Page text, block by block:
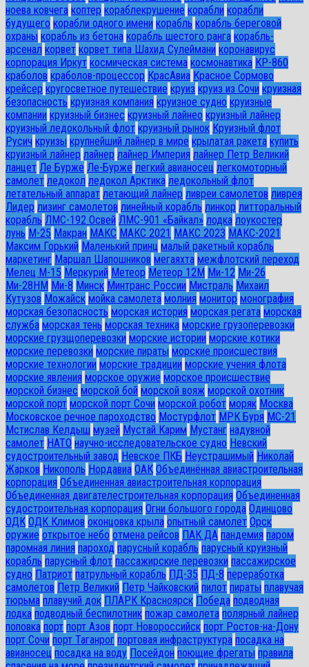
ноева ковчега коптер кораблекрушение корабли корабли
будущего корабли одного имени корабль корабль береговой
охраны корабль из бетона корабль шестого ранга корабль-
арсенал корвет корвет типа Шахид Сулеймани коронавирус
корпорация Иркут космическая система космонавтика КР-860
краболов краболов-процессор КрасАвиа Красное Сормово
крейсер кругосветное путешествие круиз круиз из Сочи круизная
безопасность круизная компания круизное судно круизные
компании круизный бизнес круизный лайнео круизный лайнер
круизный ледокольный флот круизный рынок Круизный флот
Русич круизы крупнейший лайнер в мире крылатая ракета купить
круизный лайнер лайнер лайнер Империя лайнер Петр Великий
ланцет Ле Бурже Ле-Бурже легкий авианосец легкомоторный
самолет ледокол ледокол Арктика ледокольный флот
летательный аппарат летающий лайнер ливреи самолетов ливрея
Лидер лизинг самолетов линейный корабль линкор литторальный
корабль ЛМС-192 Освей ЛМС-901 «Байкал» лодка лоукостер
лунь М-25 Макран МАКС МАКС 2021 МАКС 2023 МАКС-2021
Максим Горький Маленький принц малый ракетный корабль
маркетинг Маршал Шапошников мегаяхта межфлотский переход
Мелец М-15 Меркурий Метеор Метеор 12М Ми-12 Ми-26
Ми-28HM Ми-8 Минск Минтранс России Мистраль Михаил
Кутузов Можайск мойка самолета молния монитор монография
морская безопасность морская история морская регата морская
служба морская тень морская техника морские грузоперевозки
морские грузщоперевозки морские истории морские котики
морские перевозки морские пираты морские происшествия
морские технологии морские традиции морские учения флота
морские явления морское оружие морское происшествие
морской бизнес морской бой морской вояж морской охотник
морской порт морской порт Сочи морской робот моряк Москва
Московское речное пароходство Мостурфлот МРК Буря МС-21
Мстислав Келдыш музей Мустай Карим Мустанг надувной
самолет НАТО научно-исследовательское судно Невский
судостроительный завод Невское ПКБ Неустрашимый Николай
Жарков Никополь Нордавиа ОАК Объединённая авиастроительная
корпорация Объединенная авиастроительная корпорация
Объединенная двигателестроительная корпорация Объединенная
судостроительная корпорация Огни большого города Одинцово
ОДК ОДК Климов оконцовка крыла опытный самолет Орск
оружие открытое небо отмена рейсов ПАК ДА пандемия паром
паромная линия пароход парусный корабль парусный круизный
корабль парусный флот пассажирские перевозки пассажирское
судно Патриот патрульный корабль ПД-35 ПД-8 переработка
самолетов Петр Великий Петр Чайковский пилот пираты плавучая
тюрьма плавучий док ПЛАРК Красноярск Победа подводная
лодка подводный беспилотник пожар самолета полярный лайнер
поповка порт порт Азов порт Новороссийск порт Ростов-на-Дону
порт Сочи порт Таганрог портовая инфраструктура посадка на
авианосец посадка на воду Посейдон поющие фрегаты правила